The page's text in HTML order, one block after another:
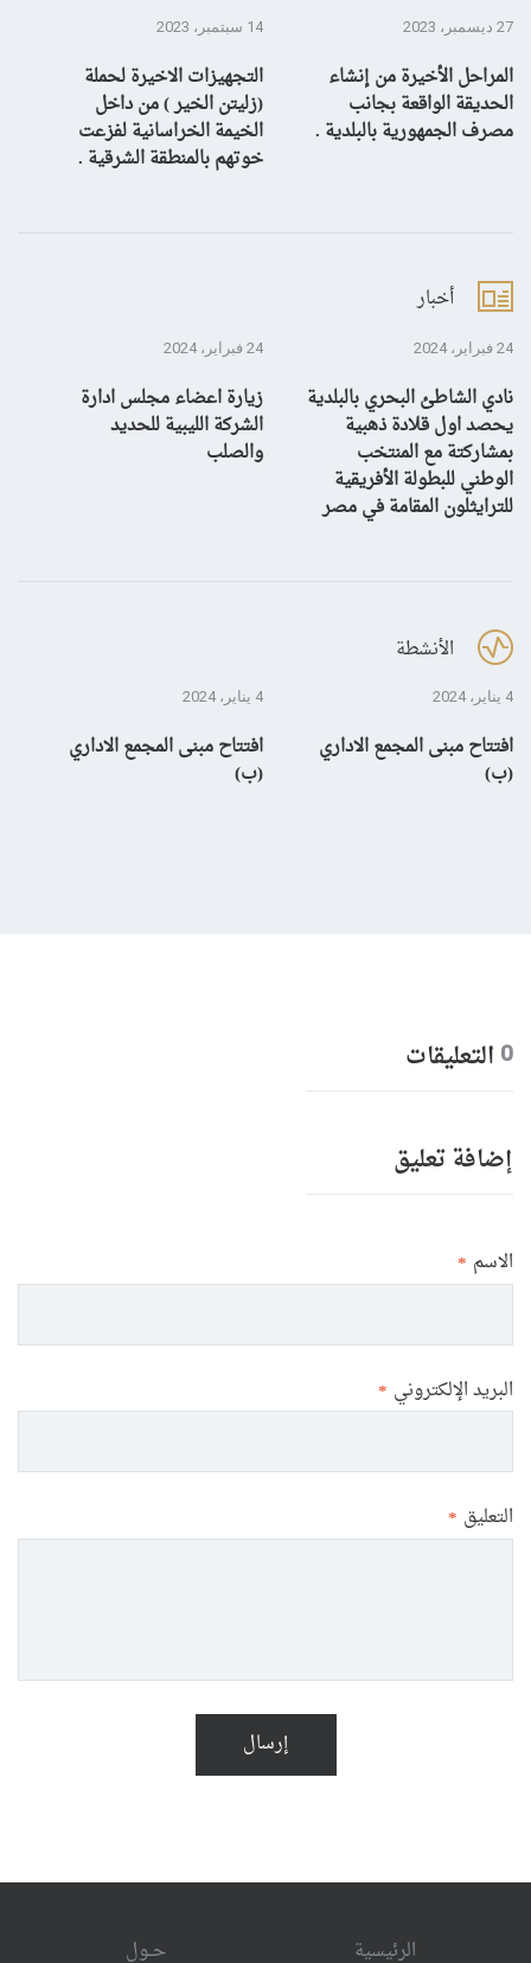
27 ديسمبر، 2023
المراحل الأخيرة من إنشاء
الحديقة الواقعة بجانب
مصرف الجمهورية بالبلدية .
14 سبتمبر، 2023
التجهيزات الاخيرة لحملة
(زليتن الخير ) من داخل
الخيمة الخراسانية لفزعت
خوتهم بالمنطقة الشرقية .
أخبار
24 فبراير، 2024
نادي الشاطئ البحري بالبلدية
يحصد اول قلادة ذهبية
بمشاركتة مع المنتخب
الوطني للبطولة الأفريقية
للترايثلون المقامة في مصر
24 فبراير، 2024
زيارة اعضاء مجلس ادارة
الشركة الليبية للحديد
والصلب
الأنشطة
4 يناير، 2024
افتتاح مبنى المجمع الاداري
(ب)
4 يناير، 2024
افتتاح مبنى المجمع الاداري
(ب)
0 التعليقات
إضافة تعليق
الاسم *
البريد الإلكتروني *
التعليق *
إرسال
الرئيسية حــول